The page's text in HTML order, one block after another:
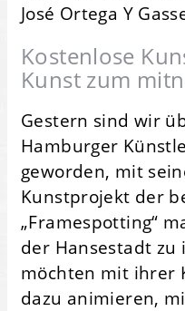
José Ortega Y
Kostenlose
Kunst zum
Gestern sind wir
Hamburger
geworden, mit
Kunstprojekt der
„Framespotting“
der Hansestadt zu
möchten mit ihrer
dazu animieren,